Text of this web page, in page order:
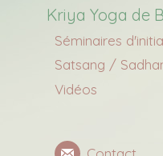
Kriya Yoga de
Séminaires
Satsang /
Vidéos